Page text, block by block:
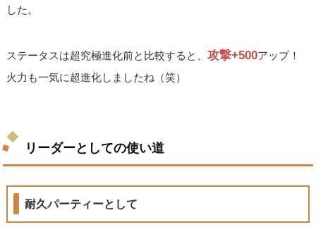
した。
ステータスは超究極進化前と比較すると、攻撃+500アップ！
火力も一気に超進化しましたね（笑）
リーダーとしての使い道
耐久パーティーとして